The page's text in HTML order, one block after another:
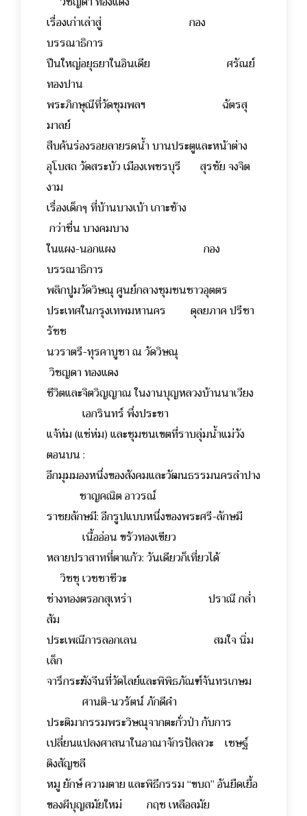
เรื่องเก่าเล่าสู่ กอง
บรรณาธิการ
ปืนใหญ่อยุธยาในอินเดีย ศรัณย์
ทองปาน
พระภิกษุณีที่วัดชุมพลฯ ฉัตรสุ
มาลย์
สืบค้นร่องรอยลายรดน้ำ บานประตูและหน้าต่าง
อุโบสถ วัดสระบัว เมืองเพชรบุรี สุรชัย จงจิต
งาม
เรื่องเด็กๆ ที่บ้านบางเบ้า เกาะช้าง
กว่าชื่น บางคมบาง
ในแผง-นอกแผง กอง
บรรณาธิการ
พลิกปูมวัดวิษณุ ศูนย์กลางชุมชนชาวอุตตร
ประเทศในกรุงเทพมหานคร ดุลยภาค ปรีชา
รัชช
นวราตรี-ทุรคาบูชา ณ วัดวิษณุ
วิชญดา ทองแดง
ชีวิตและจิตวิญญาณ ในงานบุญหลวงบ้านนาเวียง
เอกรินทร์ พึ่งประชา
แจ้ห่ม (แช่ห่ม) และชุมชนเขตที่ราบลุ่มน้ำแม่วัง
ตอนบน :
อีกมุมมองหนึ่งของสังคมและวัฒนธรรมนครลำปาง
ชาญคณิต อาวรณ์
ราชยลักษมี: อีกรูปแบบหนึ่งของพระศรี-ลักษมี
เนื้ออ่อน ขรัวทองเขียว
หลายปราสาทที่ตาแก้ว: วันเดียวก็เที่ยวได้
วิชชุ เวชชาชีวะ
ช่างทองตรอกสุเหร่า ปราณี กล่ำ
ส้ม
ประเพณีการลอกเลน สมใจ นิ่ม
เล็ก
จารึกระฆังจีนที่วัดไลย์และพิพิธภัณฑ์จันทรเกษม
ศานติ-นวรัตน์ ภักดีคำ
ประติมากรรมพระวิษณุจากตะกั่วป่า กับการ
เปลี่ยนแปลงศาสนาในอาณาจักรปัลลวะ เชษฐ์
ติงสัญชลี
หมู ยักษ์ ความตาย และพิธีกรรม “ขบถ” อันยืดเยื้อ
ของผีบุญสมัยใหม่ กฤช เหลือลมัย